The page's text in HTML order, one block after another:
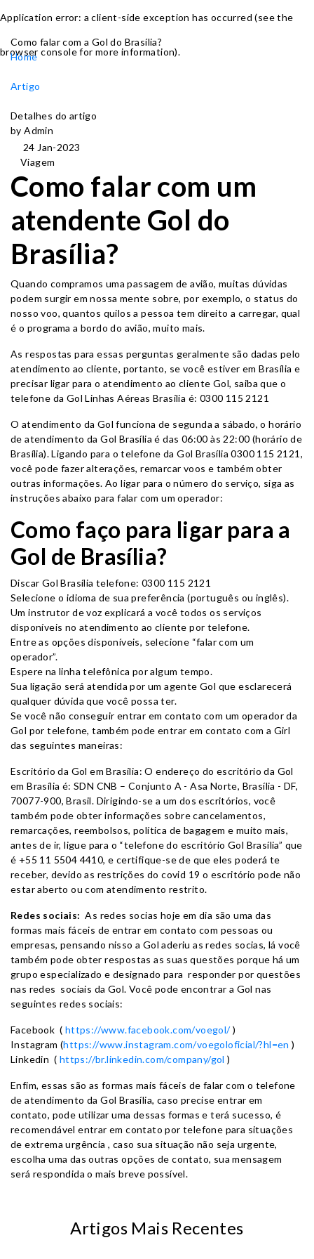
Application error: a client-side exception has occurred (see the
browser console for more information).
Como falar com a Gol do Brasília?
Home
Artigo
Detalhes do artigo
by Admin
24 Jan-2023
Viagem
Como falar com um
atendente Gol do
Brasília?
Quando compramos uma passagem de avião, muitas dúvidas
podem surgir em nossa mente sobre, por exemplo, o status do
nosso voo, quantos quilos a pessoa tem direito a carregar, qual
é o programa a bordo do avião, muito mais.
As respostas para essas perguntas geralmente são dadas pelo
atendimento ao cliente, portanto, se você estiver em Brasília e
precisar ligar para o atendimento ao cliente Gol, saiba que o
telefone da Gol Linhas Aéreas Brasília é: 0300 115 2121
O atendimento da Gol funciona de segunda a sábado, o horário
de atendimento da Gol Brasília é das 06:00 às 22:00 (horário de
Brasília). Ligando para o telefone da Gol Brasília 0300 115 2121,
você pode fazer alterações, remarcar voos e também obter
outras informações. Ao ligar para o número do serviço, siga as
instruções abaixo para falar com um operador:
Como faço para ligar para a
Gol de Brasília?
Discar Gol Brasília telefone: 0300 115 2121
Selecione o idioma de sua preferência (português ou inglês).
Um instrutor de voz explicará a você todos os serviços
disponíveis no atendimento ao cliente por telefone.
Entre as opções disponíveis, selecione “falar com um
operador”.
Espere na linha telefônica por algum tempo.
Sua ligação será atendida por um agente Gol que esclarecerá
qualquer dúvida que você possa ter.
Se você não conseguir entrar em contato com um operador da
Gol por telefone, também pode entrar em contato com a Girl
das seguintes maneiras:
Escritório da Gol em Brasília: O endereço do escritório da Gol
em Brasília é: SDN CNB – Conjunto A - Asa Norte, Brasília - DF,
70077-900, Brasil. Dirigindo-se a um dos escritórios, você
também pode obter informações sobre cancelamentos,
remarcações, reembolsos, política de bagagem e muito mais,
antes de ir, ligue para o “telefone do escritório Gol Brasília” que
é +55 11 5504 4410, e certifique-se de que eles poderá te
receber, devido as restrições do covid 19 o escritório pode não
estar aberto ou com atendimento restrito.
Redes sociais: As redes socias hoje em dia são uma das
formas mais fáceis de entrar em contato com pessoas ou
empresas, pensando nisso a Gol aderiu as redes socias, lá você
também pode obter respostas as suas questões porque há um
grupo especializado e designado para responder por questões
nas redes sociais da Gol. Você pode encontrar a Gol nas
seguintes redes sociais:
Facebook ( https://www.facebook.com/voegol/)
Instagram (https://www.instagram.com/voegoloficial/?hl=en )
Linkedin ( https://br.linkedin.com/company/gol )
Enfim, essas são as formas mais fáceis de falar com o telefone
de atendimento da Gol Brasília, caso precise entrar em
contato, pode utilizar uma dessas formas e terá sucesso, é
recomendável entrar em contato por telefone para situações
de extrema urgência , caso sua situação não seja urgente,
escolha uma das outras opções de contato, sua mensagem
será respondida o mais breve possível.
Artigos Mais Recentes